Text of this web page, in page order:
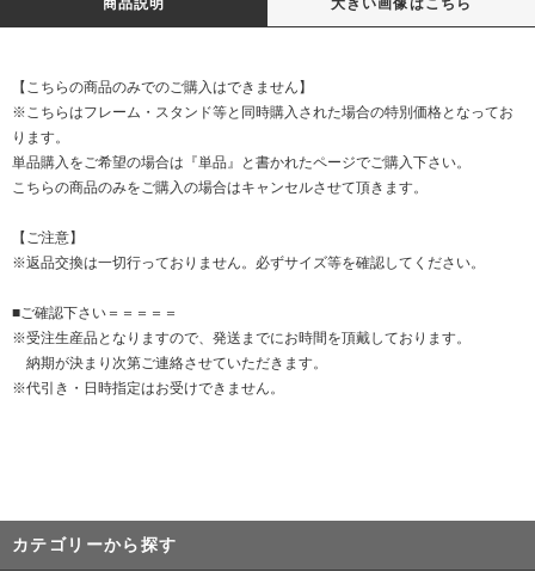
商品説明 大きい画像はこちら
【こちらの商品のみでのご購入はできません】
※こちらはフレーム・スタンド等と同時購入された場合の特別価格となってお
ります。
単品購入をご希望の場合は『単品』と書かれたページでご購入下さい。
こちらの商品のみをご購入の場合はキャンセルさせて頂きます。
【ご注意】
※返品交換は一切行っておりません。必ずサイズ等を確認してください。
■ご確認下さい＝＝＝＝＝
※受注生産品となりますので、発送までにお時間を頂戴しております。
納期が決まり次第ご連絡させていただきます。
※代引き・日時指定はお受けできません。
カテゴリーから探す